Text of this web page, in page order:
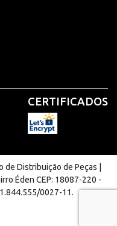
CERTIFICADOS
de Distribuição de Peças |
Éden CEP: 18087-220 -
0027-11.